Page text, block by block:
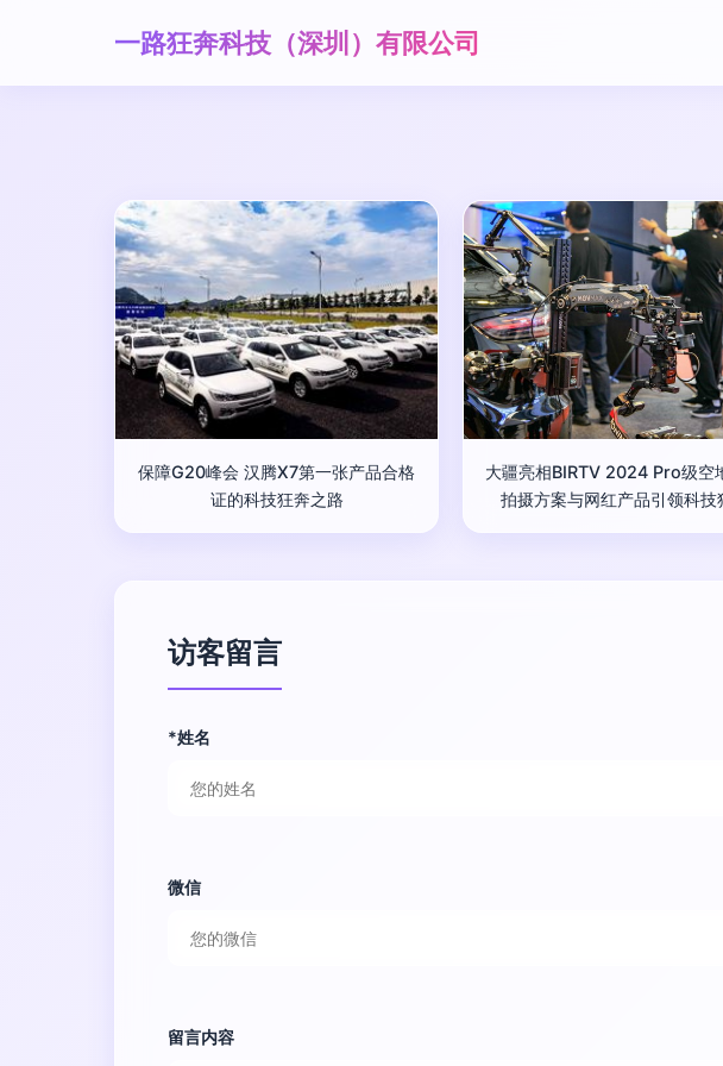
一路狂奔科技（深圳）有限公司
保障G20峰会 汉腾X7第一张产品合格
证的科技狂奔之路
大疆亮相BIRTV 2024 Pro级空
拍摄方案与网红产品引领科技
访客留言
*姓名
微信
留言内容